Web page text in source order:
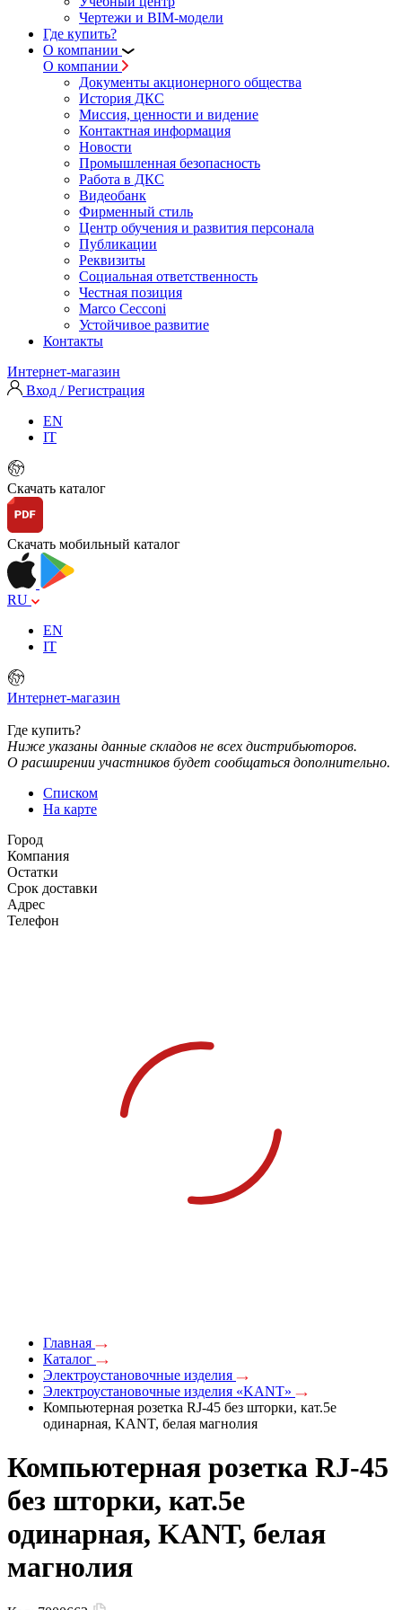
Чертежи и BIM-модели
Где купить?
О компании
О компании
Документы акционерного общества
История ДКС
Миссия, ценности и видение
Контактная информация
Новости
Промышленная безопасность
Работа в ДКС
Видеобанк
Фирменный стиль
Центр обучения и развития персонала
Публикации
Реквизиты
Социальная ответственность
Честная позиция
Marco Cecconi
Устойчивое развитие
Контакты
Интернет-магазин
Вход / Регистрация
EN
IT
Скачать каталог
Скачать мобильный каталог
RU
EN
IT
Интернет-магазин
Где купить?
Ниже указаны данные складов не всех дистрибьюторов.
О расширении участников будет сообщаться дополнительно.
Списком
На карте
Город
Компания
Остатки
Срок доставки
Адрес
Телефон
Главная
Каталог
Электроустановочные изделия
Электроустановочные изделия «KANT»
Компьютерная розетка RJ-45 без шторки, кат.5е
одинарная, KANT, белая магнолия
Компьютерная розетка RJ-45
без шторки, кат.5е
одинарная, KANT, белая
магнолия